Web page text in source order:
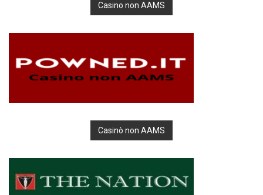
Casino non AAMS
Casinò non AAMS